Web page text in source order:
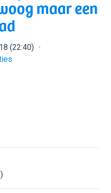
maar een
(22:40)